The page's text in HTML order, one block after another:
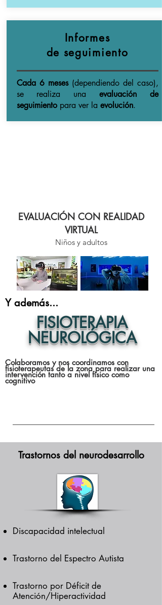
Informes
de seguimiento
Cada 6 meses(dependiendo del caso),
se realiza una evaluación de
seguimientopara ver la evolución.
EVALUACIÓN CON REALIDAD
VIRTUAL
Niños y adultos
Y además...
FISIOTERAPIA
NEUROLÓGICA
Colaboramos y nos coordinamos con
fisioterapeutas de la zona para realizar una
intervención tanto a nivel físico como
cognitivo
Trastornos del neurodesarrollo
Discapacidad intelectual
Trastorno del Espectro Autista
Trastorno por Déficit de
Atención/Hiperactividad